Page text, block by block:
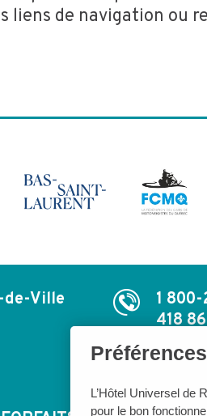
liens de navigation ou
de-Ville
1
418
L’Hôtel Universel de
pour le bon